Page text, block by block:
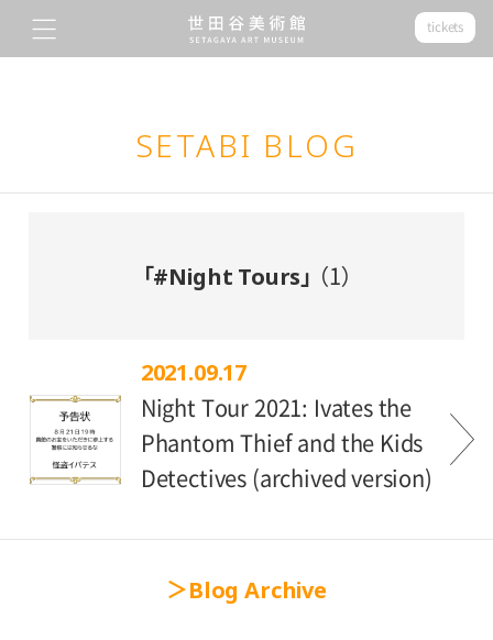
tickets
SETABI BLOG
「#Night Tours」 （1）
2021.09.17
Night Tour 2021: Ivates the
Phantom Thief and the Kids
Detectives (archived version)
Blog Archive